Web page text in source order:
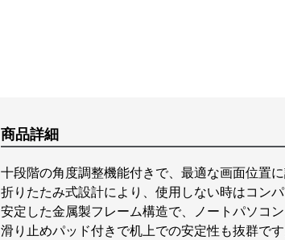
商品詳細
十段階の角度調整機能付きで、最適な画面位置
折りたたみ式設計により、使用しない時はコン
安定した金属製フレーム構造で、ノートパソコ
滑り止めパッド付きで机上での安定性も抜群で